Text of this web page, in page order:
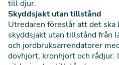
till djur.
Skyddsjakt utan tillstånd
Utredaren föreslår att det
skyddsjakt utan tillstånd från
och jordbruksarrendatorer
dovhjort, kronhjort och